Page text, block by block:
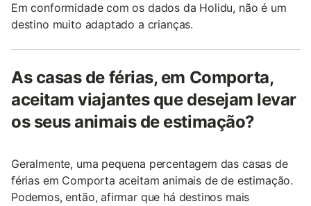
Em conformidade com os dados da Holidu, não é um
destino muito adaptado a crianças.
As casas de férias, em Comporta,
aceitam viajantes que desejam levar
os seus animais de estimação?
Geralmente, uma pequena percentagem das casas de
férias em Comporta aceitam animais de de estimação.
Podemos, então, afirmar que há destinos mais